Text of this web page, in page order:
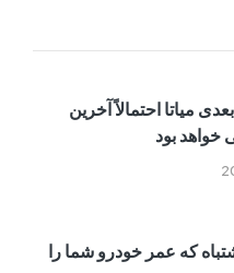
میاتا احتمالاً آخرین
خواهد بود
که عمر خودرو شما را